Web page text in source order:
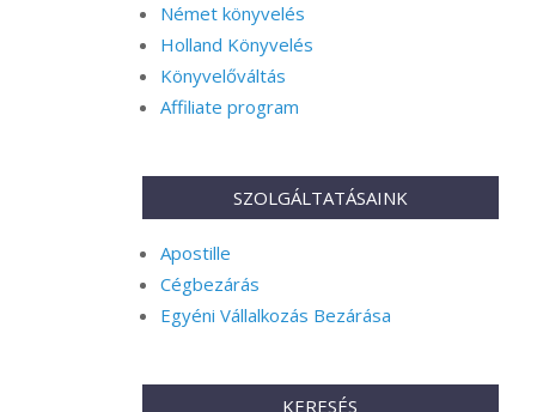
Német könyvelés
Holland Könyvelés
Könyvelőváltás
Affiliate program
SZOLGÁLTATÁSAINK
Apostille
Cégbezárás
Egyéni Vállalkozás Bezárása
KERESÉS